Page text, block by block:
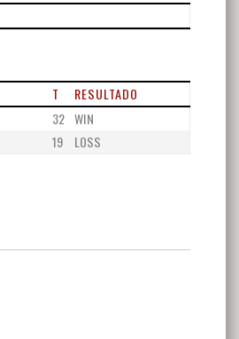
T
RESULTADO
32 WIN
19 LOSS